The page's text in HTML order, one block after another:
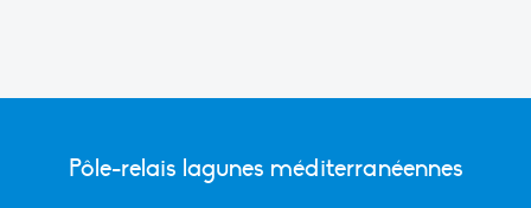
Pôle-relais lagunes méditerranéennes